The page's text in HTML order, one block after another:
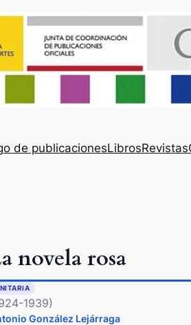
de publicacionesLibrosRevistas
novela rosa
1939)
González Lejárraga